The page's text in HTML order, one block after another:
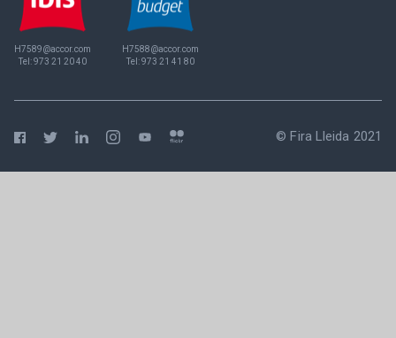
H7589@accor.com
Tel:973 21 20 40
H7588@accor.com
Tel:973 21 41 80
© Fira Lleida 2021